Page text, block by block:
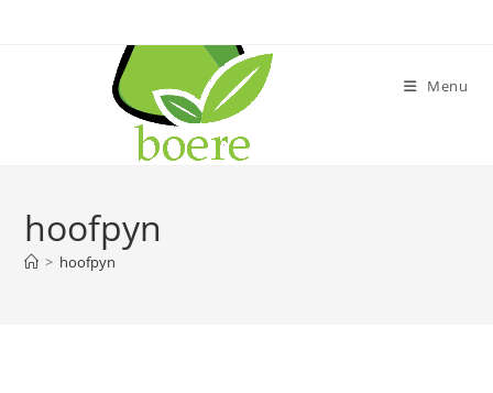
Menu
hoofpyn
> hoofpyn